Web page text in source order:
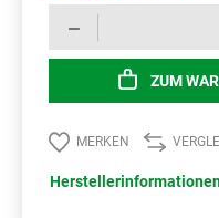
ZUM
MERKEN